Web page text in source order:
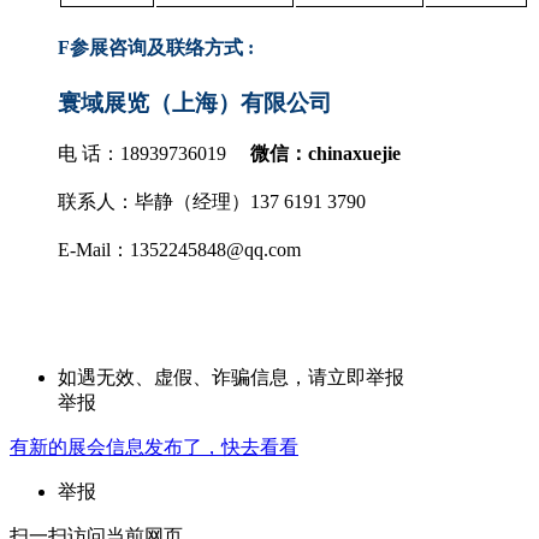
F参展咨询及联络方式 :
寰域展览（上海）有限公司
电 话：18939736019 微信： chinaxuejie
联系人：毕静（经理）137 6191 3790
E-Mail ： 1352245848@qq.com
如遇无效、虚假、诈骗信息，请立即举报
举报
有新的展会信息发布了，快去看看
举报